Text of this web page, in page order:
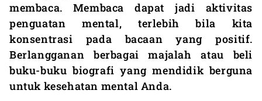
membaca. Membaca dapat jadi aktivitas
penguatan mental, terlebih bila kita
konsentrasi pada bacaan yang positif.
Berlangganan berbagai majalah atau beli
buku-buku biografi yang mendidik berguna
untuk kesehatan mental Anda.